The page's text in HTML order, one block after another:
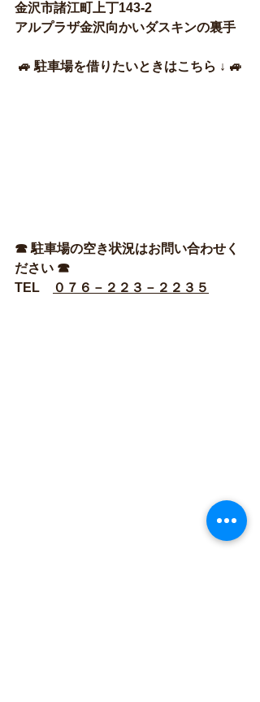
金沢市諸江町上丁143-2
アルプラザ金沢向かいダスキンの裏手
🚙 駐車場を借りたいときはこちら ↓ 🚙
☎ 駐車場の空き状況はお問い合わせく
ださい ☎
TEL
０７６－２２３－２２３５